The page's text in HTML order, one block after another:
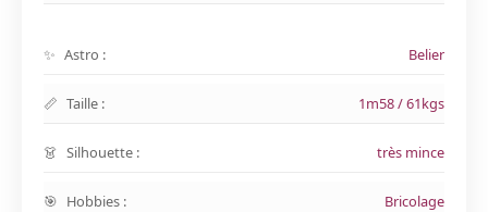
Astro : Belier
Taille : 1m58 / 61kgs
Silhouette : très mince
Hobbies : Bricolage